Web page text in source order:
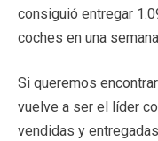
consiguió entregar
coches en una
Si queremos
vuelve a ser el líder
vendidas y